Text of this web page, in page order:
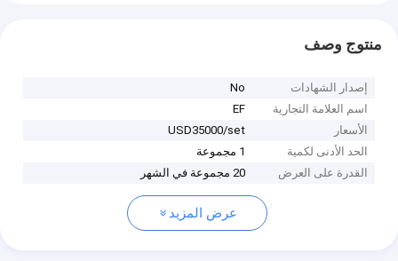
منتوج وصف
إصدار الشهادات
No
اسم العلامة التجارية
EF
الأسعار
USD35000/set
الحد الأدنى لكمية
1 مجموعة
القدرة على العرض
20 مجموعة في الشهر
عرض المزيد